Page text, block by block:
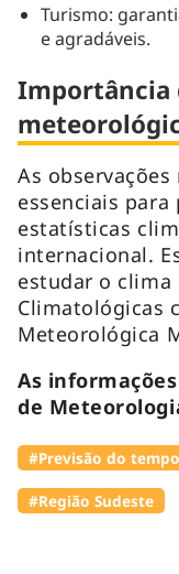
Turismo:
e agradáveis.
Importância
As
essenciais
estatísticas
internacional.
estudar o clima
Climatológicas
Meteorológica
As
de
#Previsão do tempo
#Região Sudeste